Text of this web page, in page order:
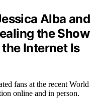
Alba and
the Show
Internet Is
fans at the recent World
online and in person.